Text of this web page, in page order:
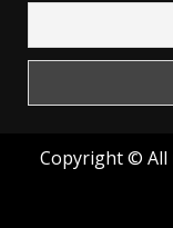
Copyright © All